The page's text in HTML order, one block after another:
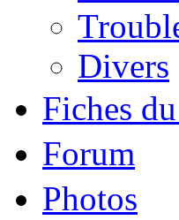
Divers
Fiches
Forum
Photos